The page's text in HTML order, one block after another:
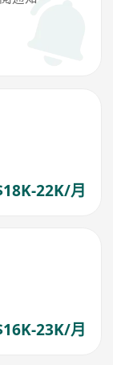
22K/月
23K/月